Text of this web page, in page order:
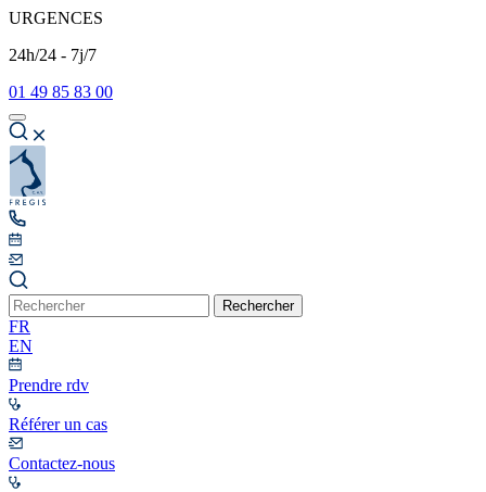
URGENCES
24h/24 - 7j/7
01 49 85 83 00
Rechercher
FR
EN
Prendre rdv
Référer un cas
Contactez-nous